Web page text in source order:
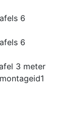
6
6
3 meter
montageid1